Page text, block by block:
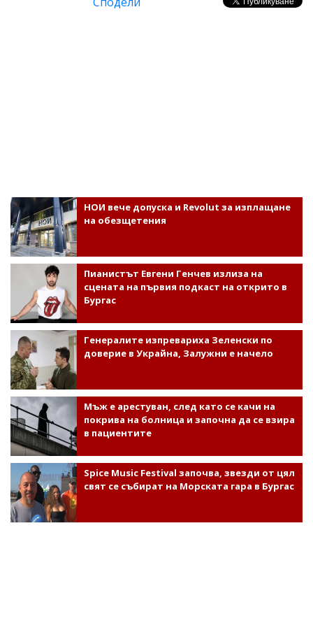
НОИ вече допуска и Revolut за изплащане
на обезщетения
Пианистът Евгени Генчев излиза на
сцената на първия подкаст на открито в
Бургас
Генералите изпревариха Зеленски по
доверие в Украйна, Залужни е начело
Мъж е арестуван, след като се качи на
покрива на болница и започна да се взира
в пациентите
Spice Music Festival започва, звезди от цял
свят се събират на Морската гара в Бургас